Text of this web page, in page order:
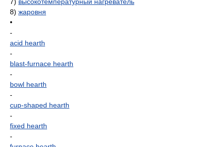
8) жаровня
•
-
acid hearth
-
blast-furnace hearth
-
bowl hearth
-
cup-shaped hearth
-
fixed hearth
-